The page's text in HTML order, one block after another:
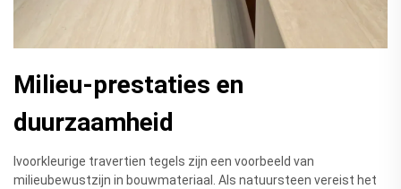
Milieu-prestaties en
duurzaamheid
Ivoorkleurige travertien tegels zijn een voorbeeld van
milieubewustzijn in bouwmateriaal. Als natuursteen vereist het